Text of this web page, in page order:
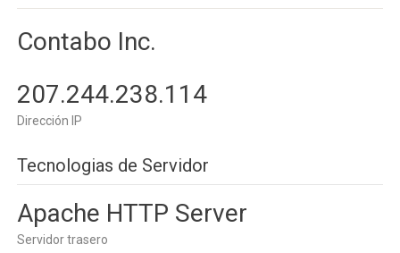
Contabo Inc.
207.244.238.114
Dirección IP
Tecnologias de Servidor
Apache HTTP Server
Servidor trasero